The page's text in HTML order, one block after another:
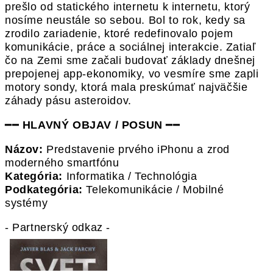
prešlo od statického internetu k internetu, ktorý
nosíme neustále so sebou. Bol to rok, kedy sa
zrodilo zariadenie, ktoré redefinovalo pojem
komunikácie, práce a sociálnej interakcie. Zatiaľ
čo na Zemi sme začali budovať základy dnešnej
prepojenej app-ekonomiky, vo vesmíre sme zapli
motory sondy, ktorá mala preskúmať najväčšie
záhady pásu asteroidov.
━━ HLAVNÝ OBJAV / POSUN ━━
Názov: Predstavenie prvého iPhonu a zrod
moderného smartfónu
Kategória: Informatika / Technológia
Podkategória: Telekomunikácie / Mobilné
systémy
- Partnerský odkaz -